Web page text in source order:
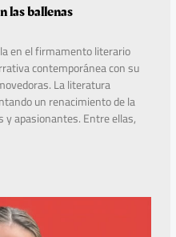
las ballenas
en el firmamento literario
contemporánea con su
La literatura
un renacimiento de la
apasionantes. Entre ellas,